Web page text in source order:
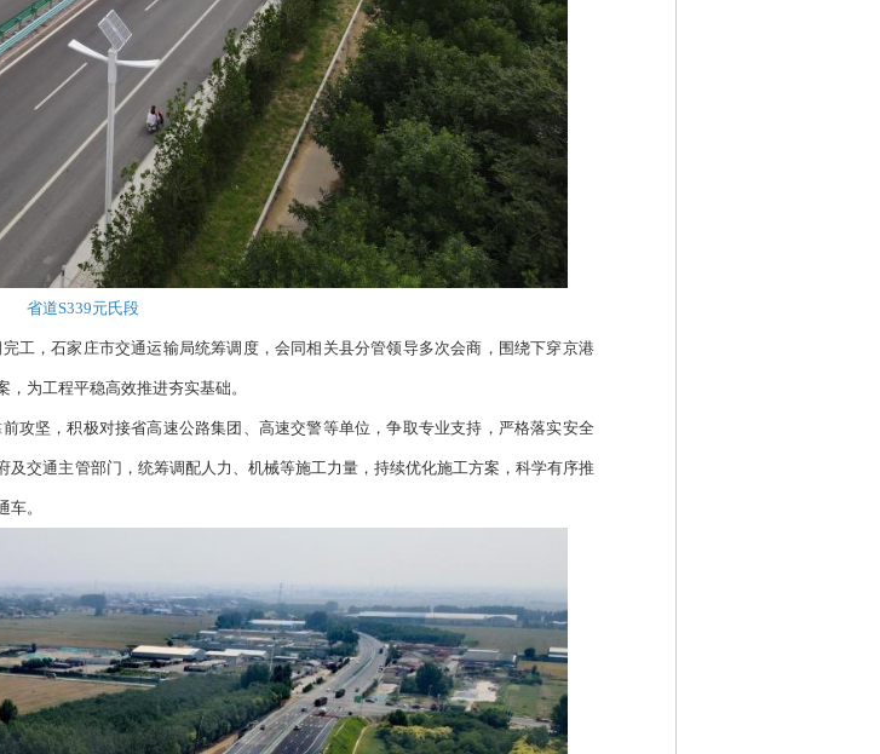
省道S339元氏段
工，石家庄市交通运输局统筹调度，会同相关县分管领导多次会商，围绕下穿京港
为工程平稳高效推进夯实基础。
攻坚，积极对接省高速公路集团、高速交警等单位，争取专业支持，严格落实安全
交通主管部门，统筹调配人力、机械等施工力量，持续优化施工方案，科学有序推
。